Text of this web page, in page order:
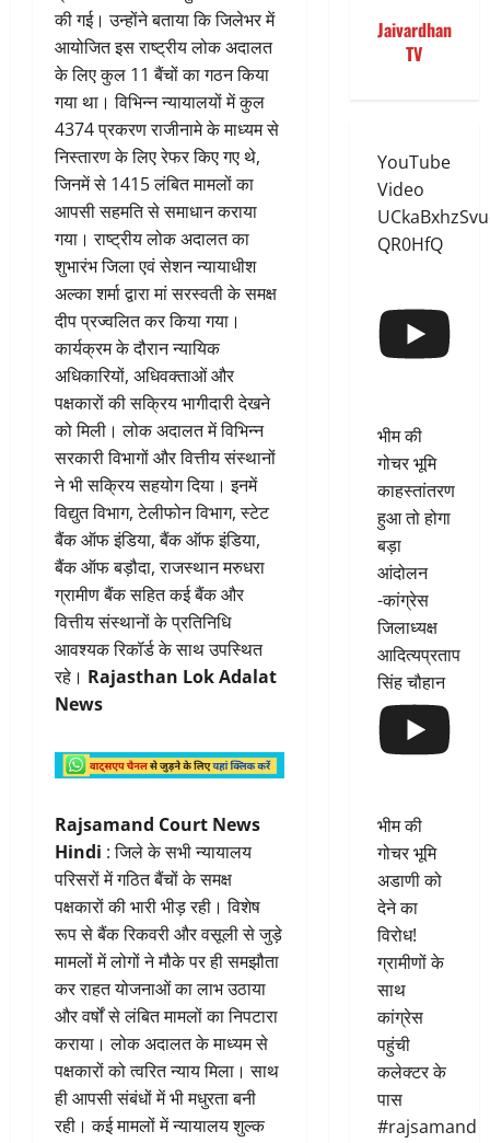
की गई। उन्होंने बताया कि जिलेभर में
आयोजित इस राष्ट्रीय लोक अदालत
के लिए कुल 11 बैंचों का गठन किया
गया था। विभिन्न न्यायालयों में कुल
4374 प्रकरण राजीनामे के माध्यम से
निस्तारण के लिए रेफर किए गए थे,
जिनमें से 1415 लंबित मामलों का
आपसी सहमति से समाधान कराया
गया। राष्ट्रीय लोक अदालत का
शुभारंभ जिला एवं सेशन न्यायाधीश
अल्का शर्मा द्वारा मां सरस्वती के समक्ष
दीप प्रज्वलित कर किया गया।
कार्यक्रम के दौरान न्यायिक
अधिकारियों, अधिवक्ताओं और
पक्षकारों की सक्रिय भागीदारी देखने
को मिली। लोक अदालत में विभिन्न
सरकारी विभागों और वित्तीय संस्थानों
ने भी सक्रिय सहयोग दिया। इनमें
विद्युत विभाग, टेलीफोन विभाग, स्टेट
बैंक ऑफ इंडिया, बैंक ऑफ इंडिया,
बैंक ऑफ बड़ौदा, राजस्थान मरुधरा
ग्रामीण बैंक सहित कई बैंक और
वित्तीय संस्थानों के प्रतिनिधि
आवश्यक रिकॉर्ड के साथ उपस्थित
रहे। Rajasthan Lok Adalat
News
Rajsamand Court News
Hindi : जिले के सभी न्यायालय
परिसरों में गठित बैंचों के समक्ष
पक्षकारों की भारी भीड़ रही। विशेष
रूप से बैंक रिकवरी और वसूली से जुड़े
मामलों में लोगों ने मौके पर ही समझौता
कर राहत योजनाओं का लाभ उठाया
और वर्षों से लंबित मामलों का निपटारा
कराया। लोक अदालत के माध्यम से
पक्षकारों को त्वरित न्याय मिला। साथ
ही आपसी संबंधों में भी मधुरता बनी
रही। कई मामलों में न्यायालय शुल्क
Jaivardhan
TV
YouTube
Video
QR0HfQ
भीम की
गोचर भूमि
काहस्तांतरण
हुआ तो होगा
बड़ा
आंदोलन
-कांग्रेस
जिलाध्यक्ष
आदित्यप्रताप
सिंह चौहान
भीम की
गोचर भूमि
अडाणी को
देने का
विरोध!
ग्रामीणों के
साथ
कांग्रेस
पहुंची
कलेक्टर के
पास
#rajsamand